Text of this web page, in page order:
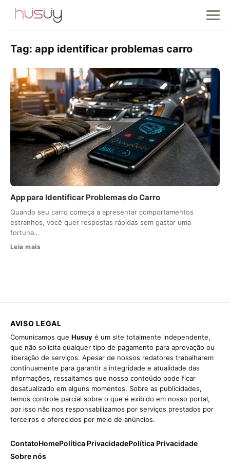
Tag: app identificar problemas carro
App para Identificar Problemas do Carro
Quando seu carro começa a apresentar comportamentos
estranhos, você quer respostas rápidas sem gastar uma
fortuna…
Leia mais
AVISO LEGAL
Comunicamos que Husuy é um site totalmente independente,
que não solicita qualquer tipo de pagamento para aprovação ou
liberação de serviços. Apesar de nossos redatores trabalharem
continuamente para garantir a integridade e atualidade das
informações, ressaltamos que nosso conteúdo pode ficar
desatualizado em alguns momentos. Sobre as publicidades,
temos controle parcial sobre o que é exibido em nosso portal,
por isso não nos responsabilizamos por serviços prestados por
terceiros e oferecidos por meio de anúncios.
ContatoHomePolítica PrivacidadePolítica Privacidade
Sobre nós